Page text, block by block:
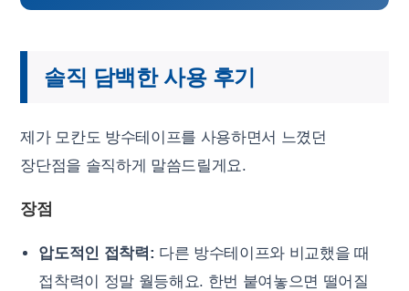
솔직 담백한 사용 후기
제가 모칸도 방수테이프를 사용하면서 느꼈던
장단점을 솔직하게 말씀드릴게요.
장점
압도적인 접착력: 다른 방수테이프와 비교했을 때
접착력이 정말 월등해요. 한번 붙여놓으면 떨어질